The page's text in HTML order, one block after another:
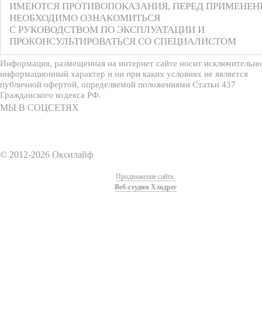
ИМЕЮТСЯ ПРОТИВОПОКАЗАНИЯ, ПЕРЕД
НЕОБХОДИМО ОЗНАКОМИТЬСЯ
С РУКОВОДСТВОМ ПО ЭКСПЛУАТАЦИИ И
ПРОКОНСУЛЬТИРОВАТЬСЯ СО СПЕЦИАЛИСТОМ
Информация, размещенная на интернет сайте носит исключительно
информационный характер и ни при каких условиях не является
публичной офертой, определяемой положениями Статьи 437
Гражданского кодекса РФ.
МЫ В СОЦСЕТЯХ
© 2012-2026 Оксилайф
Продвижение сайта:
Веб-студия Хэндрег